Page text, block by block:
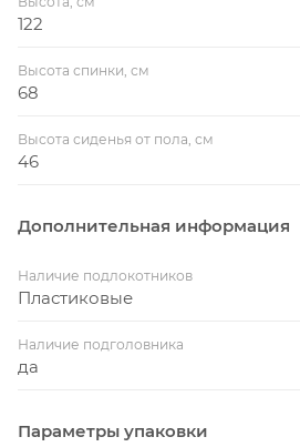
122
Высота спинки, см
68
Высота сиденья от пола, см
46
Дополнительная информация
Наличие подлокотников
Пластиковые
Наличие подголовника
да
Параметры упаковки